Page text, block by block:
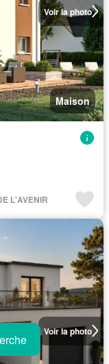
Voir la photo
Maison
L'AVENIR
Voir la photo